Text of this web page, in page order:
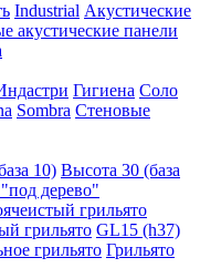
Industrial Акустические
акустические панели
Гигиена Соло
Sombra Стеновые
10) Высота 30 (база
дерево"
грильято
грильято GL15 (h37)
грильято Грильято